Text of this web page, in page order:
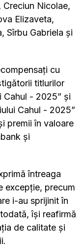
Creciun Nicolae,
Elizaveta,
Sîrbu Gabriela și
cu
titlurilor
Cahul - 2025” și
Cahul - 2025”
premii în valoare
și
întreaga
excepție, precum
i-au sprijinit în
își reafirmă
de calitate și